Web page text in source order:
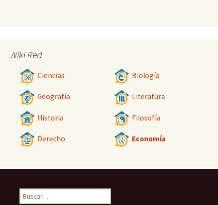
Wiki Red
Ciencias Biología
Geografía Literatura
Historia Filosofía
Derecho Economía
Buscar: